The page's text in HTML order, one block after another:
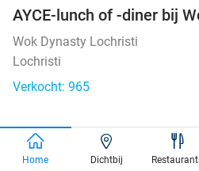
AYCE-lunch of -diner bij
Wok Dynasty Lochristi
Lochristi
Verkocht: 965
Home Dichtbij